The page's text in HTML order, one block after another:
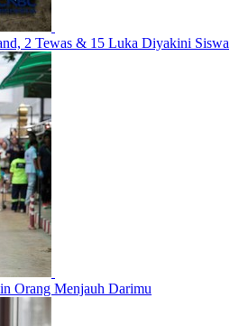
2 Tewas & 15 Luka Diyakini Siswa
Orang Menjauh Darimu